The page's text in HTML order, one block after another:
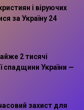
і віруючих
за Україну 24
2 тисячі
спадщини України —
захист для